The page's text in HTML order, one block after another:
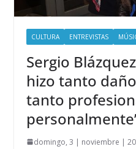
CULTURA ENTREVISTAS
Sergio
hizo tanto
tanto
domingo, 3 | noviembre |